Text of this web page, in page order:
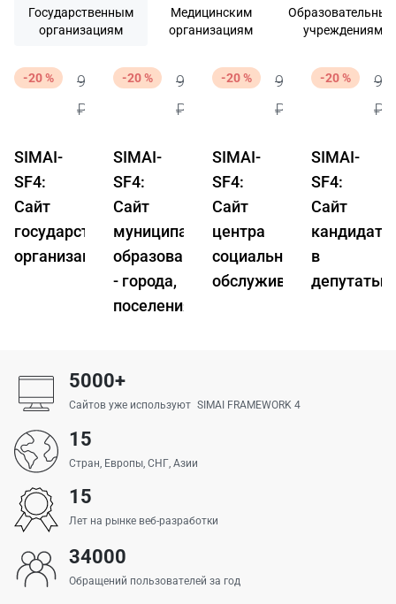
Государственным
организациям
Медицинским
организациям
Образовательным
учреждениям
-20 %
900
₽
SIMAI-
SF4:
Сайт
государственной
организации
-20 %
900
₽
SIMAI-
SF4:
Сайт
муниципального
образования
- города,
поселения
-20 %
900
₽
SIMAI-
SF4:
Сайт
центра
социального
обслуживания
-20 %
₽
SIMAI-
SF4:
Сайт
кандидата
в
депутаты
5000+
Сайтов уже используют SIMAI FRAMEWORK 4
15
Стран, Европы, СНГ, Азии
15
Лет на рынке веб-разработки
34000
Обращений пользователей за год